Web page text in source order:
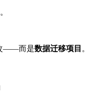
——而是数据迁移项目 。